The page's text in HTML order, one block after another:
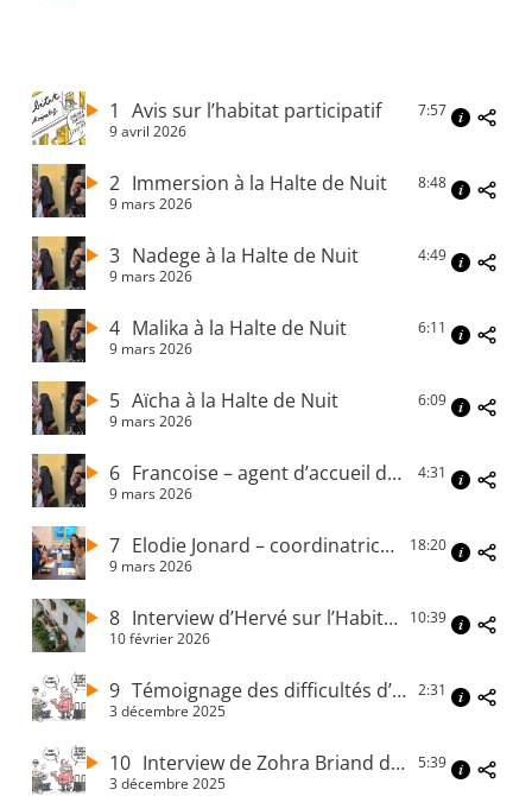
1 Avis sur l’habitat participatif
9 avril 2026
7:57
2 Immersion à la Halte de Nuit
9 mars 2026
8:48
3 Nadege à la Halte de Nuit
9 mars 2026
4:49
4 Malika à la Halte de Nuit
9 mars 2026
6:11
5 Aïcha à la Halte de Nuit
9 mars 2026
6:09
6 Francoise – agent d’accueil de la Halte de Nuit
9 mars 2026
4:31
7 Elodie Jonard – coordinatrice de la Halte de Nuit
9 mars 2026
18:20
8 Interview d’Hervé sur l’Habitat Participatif
10 février 2026
10:39
9 Témoignage des difficultés d’accès au logement
3 décembre 2025
2:31
10 Interview de Zohra Briand de Droit au logement
3 décembre 2025
5:39